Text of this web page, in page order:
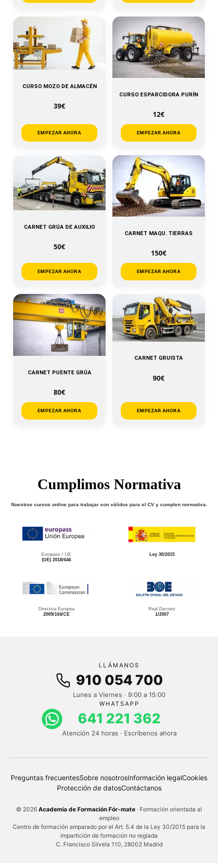
CURSO MOZO DE ALMACÉN
39€
EMPEZAR AHORA
CURSO ESPARCIDORA PURÍN
12€
EMPEZAR AHORA
CARNET GRÚA DE AUXILIO
50€
EMPEZAR AHORA
CARNET MAQU. TIERRAS
150€
EMPEZAR AHORA
CARNET PUENTE GRÚA
80€
EMPEZAR AHORA
CARNET GRUISTA
90€
EMPEZAR AHORA
Cumplimos Normativa
Nuestros cursos online para trabajar son válidos para el CV y cumplen normativa.
Europass / UE
(UE) 2018/646
Ley 30/2015
Directiva Europea
2009/104/CE
Real Decreto
1/2007
LLÁMANOS
910 054 700
Lunes a Viernes · 9:00 a 15:00
WHATSAPP
641 221 362
Atención 24 horas · Escríbenos ahora
Preguntas frecuentesSobre nosotrosInformación legalCookies
Protección de datosContáctanos
© 2026 Academia de Formación Fór-mate · Formación orientada al
empleo
Centro de formación amparado por el Art. 5.4 de la Ley 30/2015 para la
impartición de formación no reglada
C. Francisco Silvela 110, 28002 Madrid